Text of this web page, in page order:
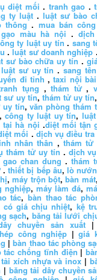
diệt mối . tranh gao .
ty luật . luật sư bào
thông . mua bán
màu hà nội .
ty luật uy tín . sang
.luật sư doanh nghiệp
sư bào chữa uy tín .
luật sư uy tín .sang
đi tỉnh ,taxi nội
tụng ,thám tử,
sư uy tín, thám tử uy tín,
uy tín,văn phòng thám
,công ty luật uy tín,
tại hà nội .diệt mối tận
mối . dịch vụ điều
nhân thân , thám tử
thám tử uy tín . dịch
gao chan dung . thám
.thiết bị bếp âu,lò
,máy trộn bột,bàn mát,
nghiệp, máy làm đá,
tác,bàn thao tác
có giá chịu nhiệt, kệ
sạch, băng tải lưới
chuyền sản xuất |
công nghiệp |giá
|bàn thao tác phòng
tác chống tĩnh điện |
xích nhựa và inox |
| băng tải dây chuyền